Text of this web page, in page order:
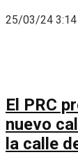
25/03/24
El PRC
nuevo
la calle